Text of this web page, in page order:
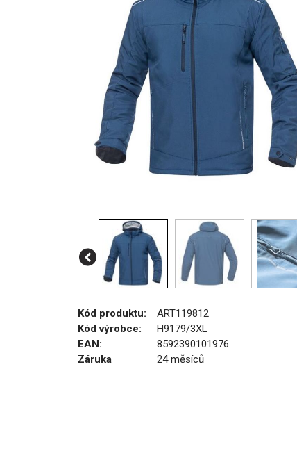
Kód produktu:
ART119812
Kód výrobce:
H9179/3XL
EAN:
8592390101976
Záruka
24 měsíců